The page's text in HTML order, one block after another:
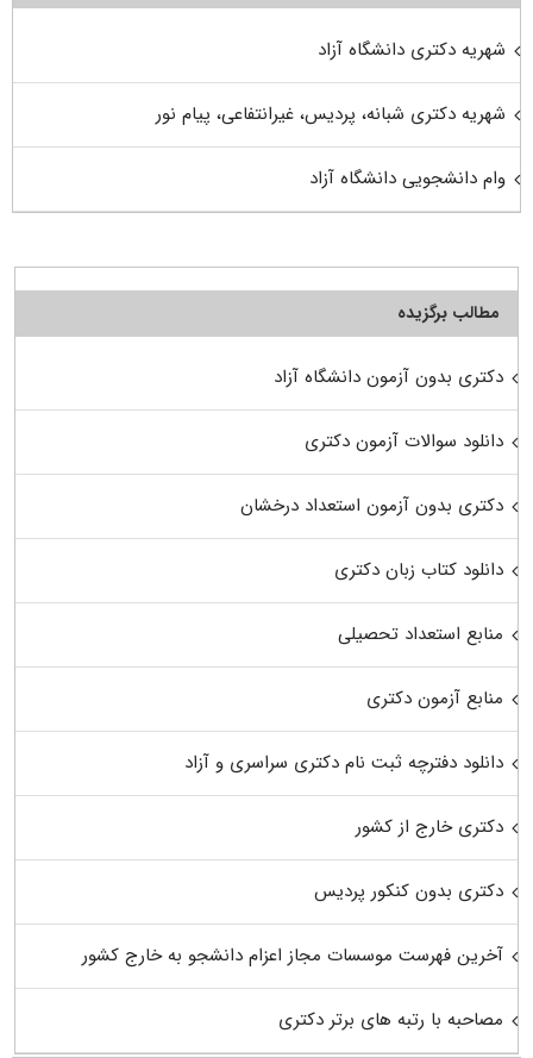
شهریه دکتری دانشگاه آزاد
شهریه دکتری شبانه، پردیس، غیرانتفاعی، پیام نور
وام دانشجویی دانشگاه آزاد
مطالب برگزیده
دکتری بدون آزمون دانشگاه آزاد
دانلود سوالات آزمون دکتری
دکتری بدون آزمون استعداد درخشان
دانلود کتاب زبان دکتری
منابع استعداد تحصیلی
منابع آزمون دکتری
دانلود دفترچه ثبت نام دکتری سراسری و آزاد
دکتری خارج از کشور
دکتری بدون کنکور پردیس
آخرین فهرست موسسات مجاز اعزام دانشجو به خارج کشور
مصاحبه با رتبه های برتر دکتری